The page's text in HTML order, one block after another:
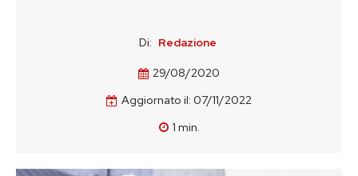
Di: Redazione
29/08/2020
Aggiornato il: 07/11/2022
1 min.